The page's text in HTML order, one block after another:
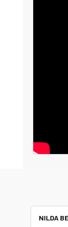
NILDA